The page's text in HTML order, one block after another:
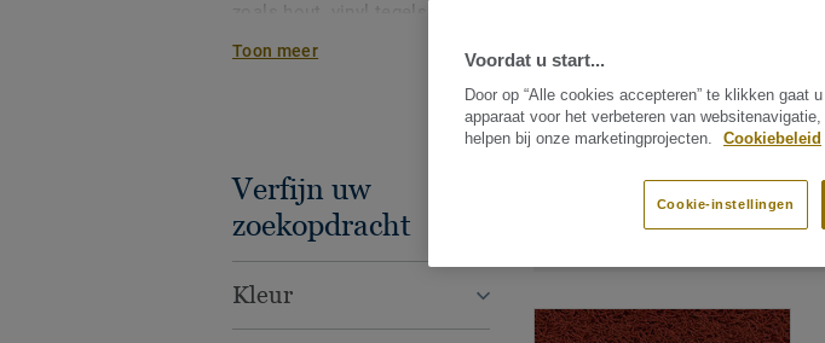
zoals hout, vinyl tegels of laminaat. Zo ontstaan prachtige
en praktische concepten voor elke ruimte in je huis.
Toon meer
Verfijn uw
zoekopdracht
Kleur
GEGROEPEERD OP COLLECTIES
Voordat u start...
Door op “Alle cookies accepteren” te klikken gaat
apparaat voor het verbeteren van
helpen bij onze marketingprojecten.
Cookiebeleid
Cookie-instellingen